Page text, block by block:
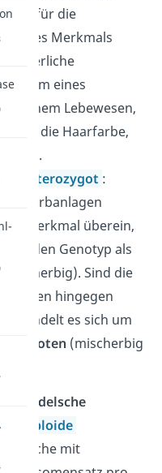
die für die
eines Merkmals
äußerliche
eines
einem Lebewesen,
die Haarfarbe,
.
/ heterozygot :
Erbanlagen
Merkmal überein,
du den Genotyp als
(reinerbig). Sind die
hingegen
handelt es sich um
(mischerbig
2. Mendelsche
diploide
solche mit